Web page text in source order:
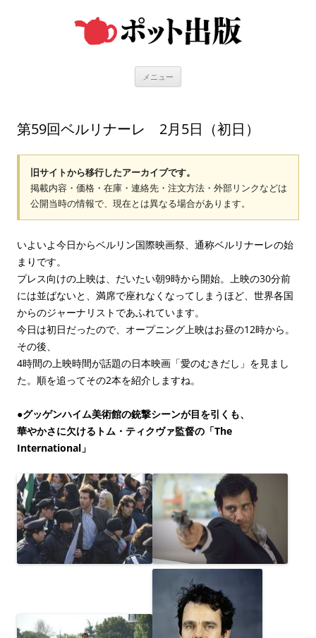
メニュー
第59回ベルリナーレ 2月5日（初日）
旧サイトから移行したアーカイブです。
掲載内容・価格・在庫・連絡先・注文方法・外部リンクなどは
公開当時の情報で、現在とは異なる場合があります。
いよいよ今日からベルリン国際映画祭、通称ベルリナーレの始
まりです。
プレス向けの上映は、だいたい朝9時から開始。上映の30分前
には並ばないと、満席で座れなくなってしまうほど、世界各国
からのジャーナリストであふれています。
今日は初日だったので、オープニング上映はお昼の12時から。
その後、
4時間の上映時間が話題の日本映画「愛のむきだし」を見まし
た。順を追ってその2本を紹介しますね。
●グッゲンハイム美術館の銃撃シーンが目を引くも、
華やかさに欠けるトム・ティクヴァ監督の「The
International」